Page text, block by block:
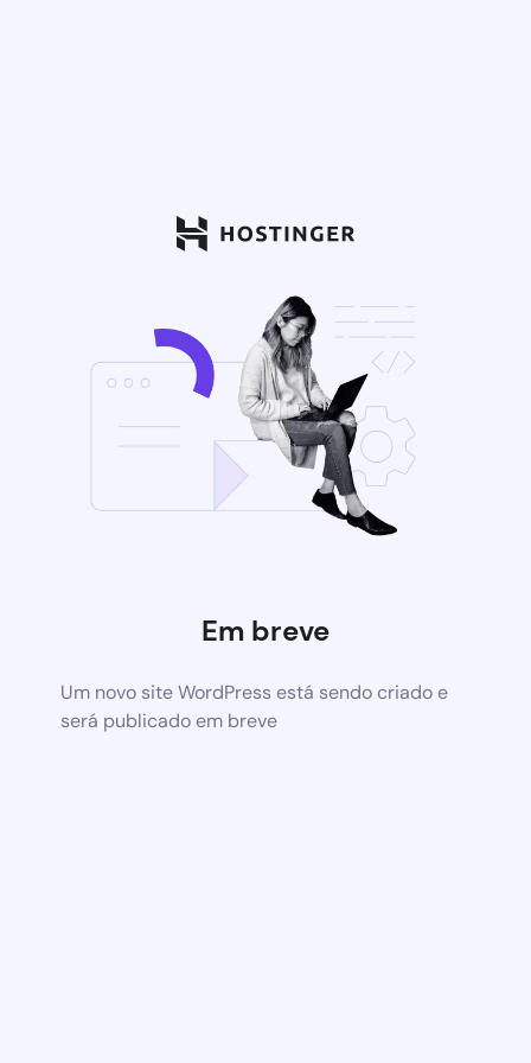
Em breve
Um novo site WordPress está sendo criado e
será publicado em breve